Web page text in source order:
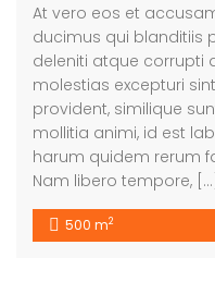
At vero eos et
ducimus qui blanditiis
deleniti atque corrupti
molestias excepturi
provident, similique
mollitia animi, id est
harum quidem rerum
Nam libero tempore, […]
500 m2